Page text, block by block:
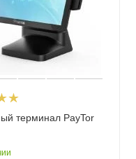
терминал PayTor